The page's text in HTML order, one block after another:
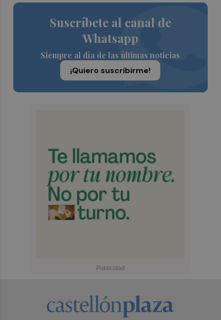
Suscríbete al canal de
Whatsapp
Siempre al día de las últimas noticias
¡Quiero suscribirme!